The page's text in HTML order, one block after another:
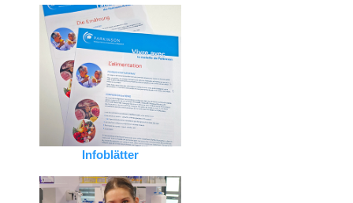
Infoblätter